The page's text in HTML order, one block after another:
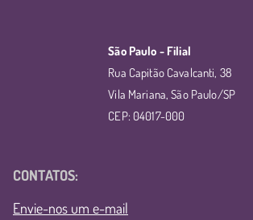
São Paulo - Filial
Rua Capitão Cavalcanti, 38
Vila Mariana, São Paulo/SP
CEP: 04017-000
CONTATOS:
Envie-nos um e-mail